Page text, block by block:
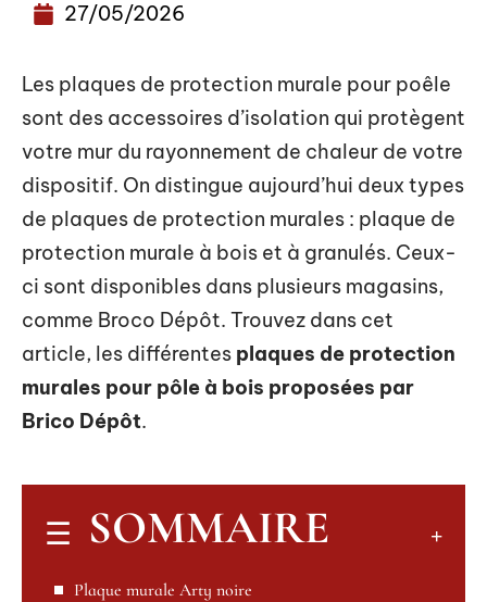
27/05/2026
Les plaques de protection murale pour poêle
sont des accessoires d’isolation qui protègent
votre mur du rayonnement de chaleur de votre
dispositif. On distingue aujourd’hui deux types
de plaques de protection murales : plaque de
protection murale à bois et à granulés. Ceux-
ci sont disponibles dans plusieurs magasins,
comme Broco Dépôt. Trouvez dans cet
article, les différentes plaques de protection
murales pour pôle à bois proposées par
Brico Dépôt.
SOMMAIRE
Plaque murale Arty noire